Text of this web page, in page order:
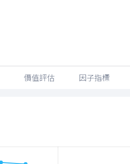
價值評估 因子指標